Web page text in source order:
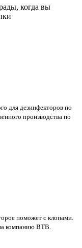
когда вы
для дезинфекторов по
производства по
поможет с клопами.
компанию ВТВ.